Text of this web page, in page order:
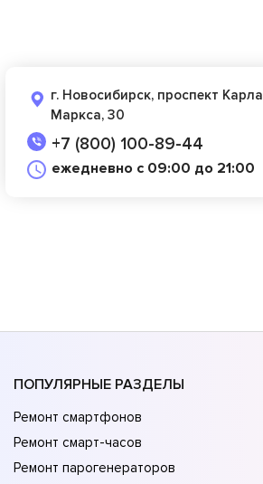
г. Новосибирск, проспект Карла
Маркса, 30
+7 (800) 100-89-44
ежедневно с 09:00 до 21:00
ПОПУЛЯРНЫЕ РАЗДЕЛЫ
Ремонт смартфонов
Ремонт смарт-часов
Ремонт парогенераторов